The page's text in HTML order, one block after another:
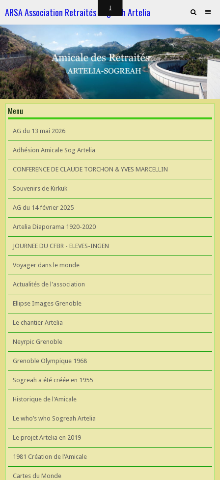
ARSA Association Retraités Sogreah Artelia
Invitation au repas le 21 novembre 2025
ARTELIA et l'Hydroélectricité
ARTELIA et l'Hydroélectricité
Souvenirs de KIrkuk
CONFERENCE DE CLAUDE TORCHON & YVES MARCELLIN A L'UIAD
AG 2026 du 13 mai
Menu
AG du 13 mai 2026
Adhésion Amicale Sog Artelia
CONFERENCE DE CLAUDE TORCHON & YVES MARCELLIN
Souvenirs de Kirkuk
AG du 14 février 2025
Artelia Diaporama 1920-2020
JOURNEE DU CFBR - ELEVES-INGEN
Voyager dans le monde
Actualités de l'association
Ellipse Images Grenoble
Le chantier Artelia
Neyrpic Grenoble
Grenoble Olympique 1968
Sogreah a été créée en 1955
Historique de l'Amicale
Le who’s who Sogreah Artelia
Le projet Artelia en 2019
1981 Création de l'Amicale
Cartes du Monde